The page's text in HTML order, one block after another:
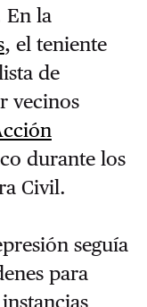
En la
, el teniente
de
vecinos
durante los
Civil.
seguía
para